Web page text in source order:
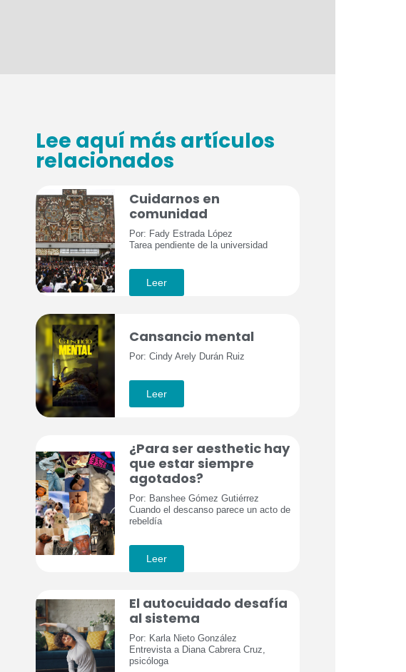
Lee aquí más artículos
relacionados
Cuidarnos en
comunidad
Por: Fady Estrada López
Tarea pendiente de la universidad
Leer
Cansancio mental
Por: Cindy Arely Durán Ruiz
Leer
¿Para ser aesthetic hay
que estar siempre
agotados?
Por: Banshee Gómez Gutiérrez
Cuando el descanso parece un acto de
rebeldía
Leer
El autocuidado desafía
al sistema
Por: Karla Nieto González
Entrevista a Diana Cabrera Cruz,
psicóloga